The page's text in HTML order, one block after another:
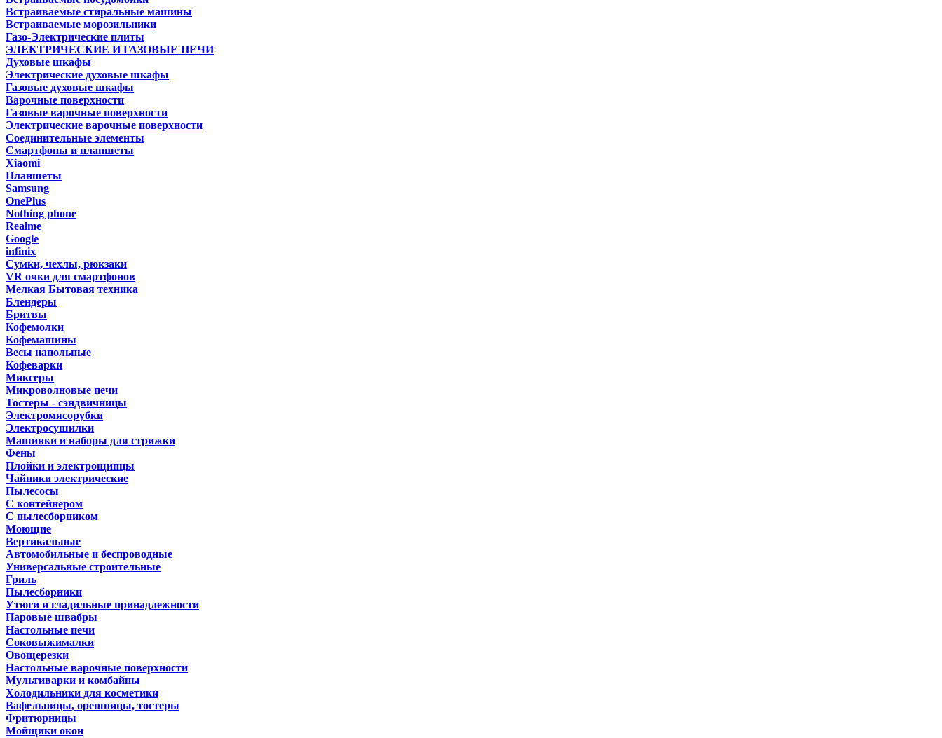
Встраиваемые стиральные машины
Встраиваемые морозильники
Газо-Электрические плиты
ЭЛЕКТРИЧЕСКИЕ И ГАЗОВЫЕ ПЕЧИ
Духовые шкафы
Электрические духовые шкафы
Газовые духовые шкафы
Варочные поверхности
Газовые варочные поверхности
Электрические варочные поверхности
Соединительные элементы
Смартфоны и планшеты
Xiaomi
Планшеты
Samsung
OnePlus
Nothing phone
Realme
Google
infinix
Сумки, чехлы, рюкзаки
VR очки для смартфонов
Мелкая Бытовая техника
Блендеры
Бритвы
Кофемолки
Кофемашины
Весы напольные
Кофеварки
Миксеры
Микроволновые печи
Тостеры - сэндвичницы
Электромясорубки
Электросушилки
Машинки и наборы для стрижки
Фены
Плойки и электрощипцы
Чайники электрические
Пылесосы
С контейнером
С пылесборником
Моющие
Вертикальные
Автомобильные и беспроводные
Универсальные строительные
Гриль
Пылесборники
Утюги и гладильные принадлежности
Паровые швабры
Настольные печи
Соковыжималки
Овощерезки
Настольные варочные поверхности
Мультиварки и комбайны
Холодильники для косметики
Вафельницы, орешницы, тостеры
Фритюрницы
Мойщики окон